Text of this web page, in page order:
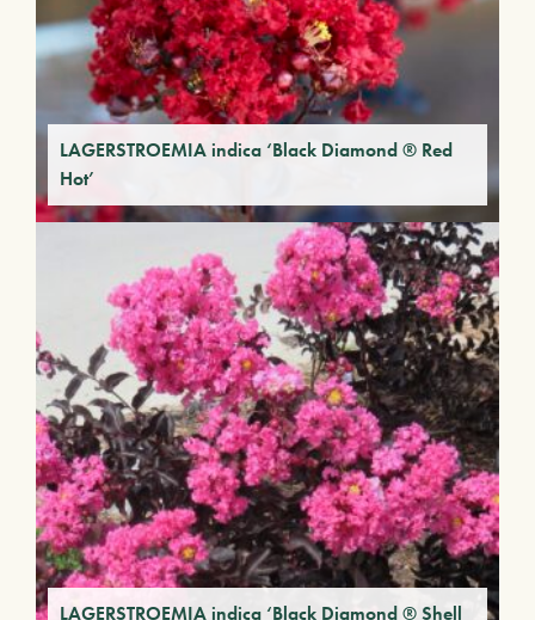
LAGERSTROEMIA indica ‘Black Diamond ® Red
Hot’
LAGERSTROEMIA indica ‘Black Diamond ® Shell